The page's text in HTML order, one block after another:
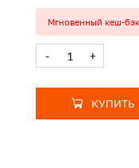
Мгновенный кеш-бэк
- +
КУПИТЬ